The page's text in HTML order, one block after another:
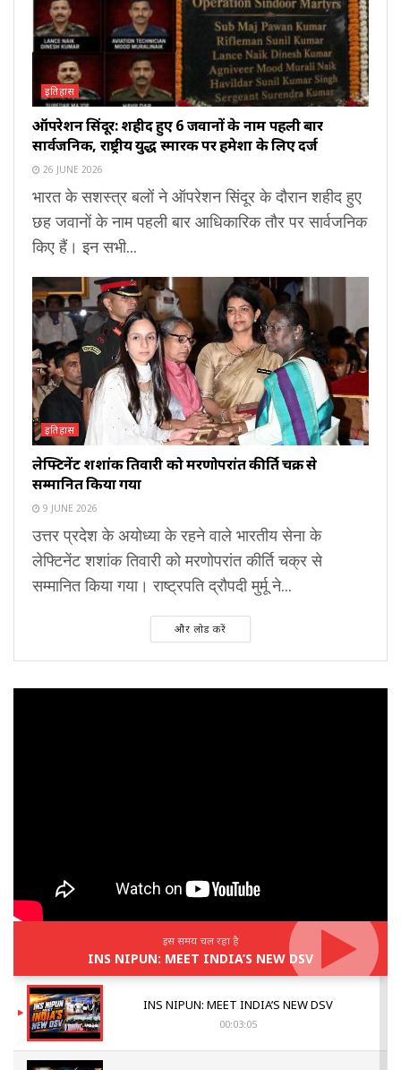
इतिहास
ऑपरेशन सिंदूर: शहीद हुए 6 जवानों के नाम पहली बार
सार्वजनिक, राष्ट्रीय युद्ध स्मारक पर हमेशा के लिए दर्ज
26 JUNE 2026
भारत के सशस्त्र बलों ने ऑपरेशन सिंदूर के दौरान शहीद हुए
छह जवानों के नाम पहली बार आधिकारिक तौर पर सार्वजनिक
किए हैं। इन सभी...
इतिहास
लेफ्टिनेंट शशांक तिवारी को मरणोपरांत कीर्ति चक्र से
सम्मानित किया गया
9 JUNE 2026
उत्तर प्रदेश के अयोध्या के रहने वाले भारतीय सेना के
लेफ्टिनेंट शशांक तिवारी को मरणोपरांत कीर्ति चक्र से
सम्मानित किया गया। राष्ट्रपति द्रौपदी मुर्मू ने...
और लोड करें
इस समय चल रहा है
INS NIPUN: MEET INDIA’S NEW DSV
INS NIPUN: MEET INDIA’S NEW DSV
00:03:05